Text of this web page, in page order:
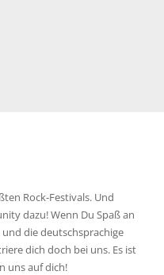
Rock-Festivals. Und
dazu! Wenn Du Spaß an
die deutschsprachige
dich doch bei uns. Es ist
uns auf dich!